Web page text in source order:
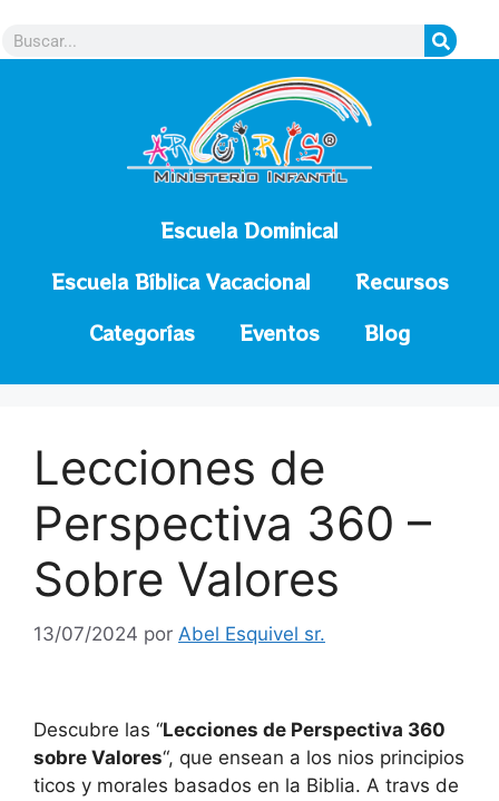
Escuela Dominical
Escuela Bíblica Vacacional
Recursos
Categorías
Eventos Blog
Lecciones de
Perspectiva 360 –
Sobre Valores
13/07/2024 por Abel Esquivel sr.
Descubre las “Lecciones de Perspectiva 360
sobre Valores“, que ensean a los nios principios
ticos y morales basados en la Biblia. A travs de